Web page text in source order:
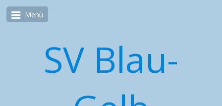
Menü
SV Blau-